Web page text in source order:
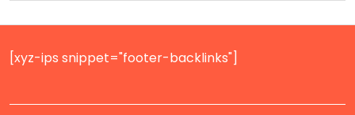
[xyz-ips snippet="footer-backlinks"]